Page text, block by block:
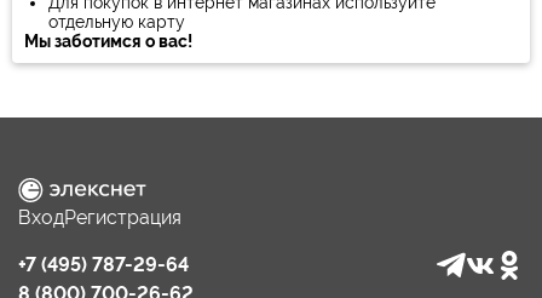
отдельную карту
Мы заботимся о вас!
ВходРегистрация
+7 (495) 787-29-64
8 (800) 700-26-62